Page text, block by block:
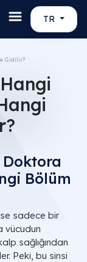
TR
Gidilir​?
Bölüm
sadece bir
vücudun
sağlığından
Peki, bu sinsi